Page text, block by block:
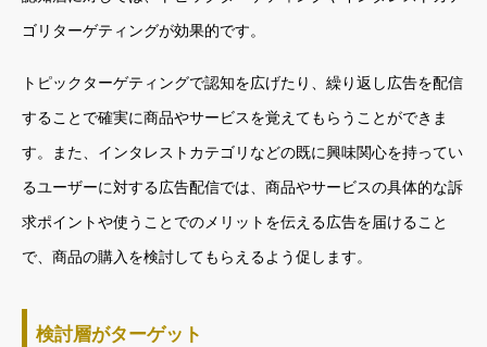
ゴリターゲティングが効果的です。
トピックターゲティングで認知を広げたり、繰り返し広告を配信
することで確実に商品やサービスを覚えてもらうことができま
す。また、インタレストカテゴリなどの既に興味関心を持ってい
るユーザーに対する広告配信では、商品やサービスの具体的な訴
求ポイントや使うことでのメリットを伝える広告を届けること
で、商品の購入を検討してもらえるよう促します。
検討層がターゲット